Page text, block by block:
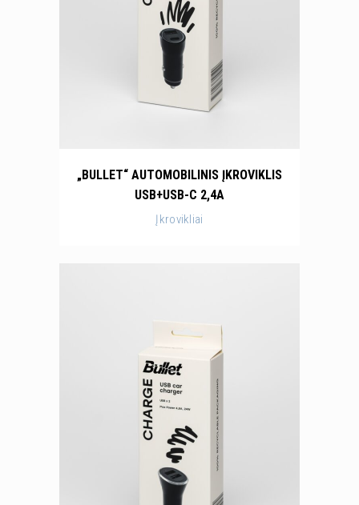
„BULLET“ AUTOMOBILINIS ĮKROVIKLIS
USB+USB-C 2,4A
Įkrovikliai